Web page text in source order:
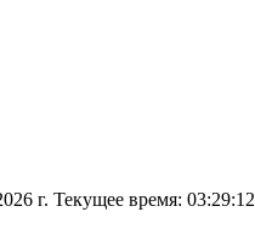
г. Текущее время: 03:29:13